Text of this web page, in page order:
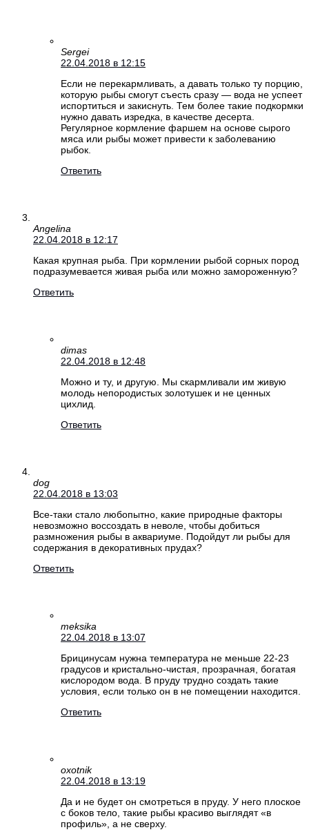
Sergei
22.04.2018 в 12:15
Если не перекармливать, а давать только ту порцию,
которую рыбы смогут съесть сразу — вода не успеет
испортиться и закиснуть. Тем более такие подкормки
нужно давать изредка, в качестве десерта.
Регулярное кормление фаршем на основе сырого
мяса или рыбы может привести к заболеванию
рыбок.
Ответить
Angelina
22.04.2018 в 12:17
Какая крупная рыба. При кормлении рыбой сорных пород
подразумевается живая рыба или можно замороженную?
Ответить
dimas
22.04.2018 в 12:48
Можно и ту, и другую. Мы скармливали им живую
молодь непородистых золотушек и не ценных
цихлид.
Ответить
dog
22.04.2018 в 13:03
Все-таки стало любопытно, какие природные факторы
невозможно воссоздать в неволе, чтобы добиться
размножения рыбы в аквариуме. Подойдут ли рыбы для
содержания в декоративных прудах?
Ответить
meksika
22.04.2018 в 13:07
Брицинусам нужна температура не меньше 22-23
градусов и кристально-чистая, прозрачная, богатая
кислородом вода. В пруду трудно создать такие
условия, если только он в не помещении находится.
Ответить
oxotnik
22.04.2018 в 13:19
Да и не будет он смотреться в пруду. У него плоское
с боков тело, такие рыбы красиво выглядят «в
профиль», а не сверху.